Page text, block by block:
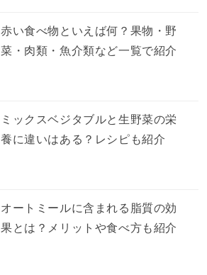
赤い食べ物といえば何？果物・野
菜・肉類・魚介類など一覧で紹介
ミックスベジタブルと生野菜の栄
養に違いはある？レシピも紹介
オートミールに含まれる脂質の効
果とは？メリットや食べ方も紹介